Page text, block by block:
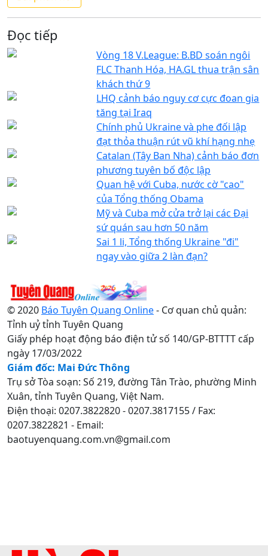
Đọc tiếp
Vòng 18 V.League: B.BD soán ngôi
FLC Thanh Hóa, HA.GL thua trận sân
khách thứ 9
LHQ cảnh báo nguy cơ cực đoan gia
tăng tại Iraq
Chính phủ Ukraine và phe đối lập
đạt thỏa thuận rút vũ khí hạng nhẹ
Catalan (Tây Ban Nha) cảnh báo đơn
phương tuyên bố độc lập
Quan hệ với Cuba, nước cờ "cao"
của Tổng thống Obama
Mỹ và Cuba mở cửa trở lại các Đại
sứ quán sau hơn 50 năm
Sai 1 li, Tổng thống Ukraine "đi"
ngay vào giữa 2 làn đạn?
© 2020 Báo Tuyên Quang Online- Cơ quan chủ quản:
Tỉnh uỷ tỉnh Tuyên Quang
Giấy phép hoạt động báo điện tử số 140/GP-BTTTT cấp
ngày 17/03/2022
Giám đốc: Mai Đức Thông
Trụ sở Tòa soạn: Số 219, đường Tân Trào, phường Minh
Xuân, tỉnh Tuyên Quang, Việt Nam.
Điện thoại: 0207.3822820 - 0207.3817155 / Fax:
0207.3822821 - Email:
baotuyenquang.com.vn@gmail.com